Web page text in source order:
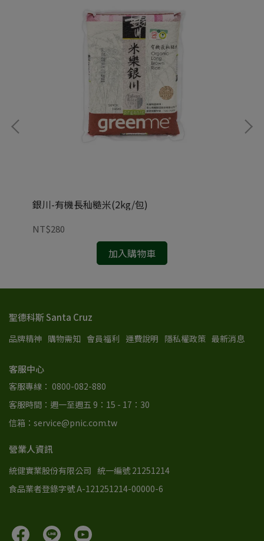
銀川-有機長秈糙米(2kg/包)
NT$280
加入購物車
聖德科斯 Santa Cruz
品牌精神 購物需知 會員福利 運費說明 隱私權政策 最新消息
客服中心
客服專線： 0800-082-880
客服時間：週一至週五 9：15 - 17：30
信箱：service@pnic.com.tw
營業人資訊
統健實業股份有限公司 統一編號 21251214
食品業者登錄字號 A-121251214-00000-6